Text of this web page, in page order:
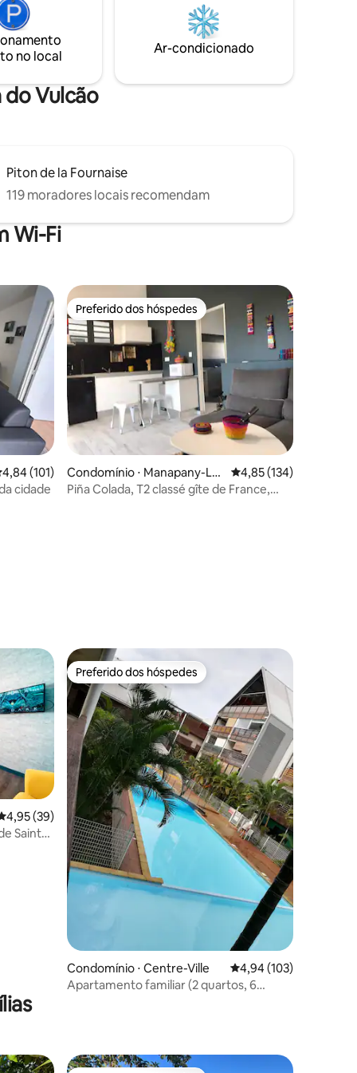
a
é luxuoso e único, com materiais e
recursos de alta qualidade. Café e chá
são fornecidos. Wi-Fi de fibra. Tomadas
no local
Ar-condicionado
Vulcão
Piton de la Fournaise
119 moradores locais recomendam
Wi-Fi
de uma avaliação média de 5, 101 avaliações
4,84 (101)
cidade
Preferido dos hóspedes
Preferido dos hóspedes
Condomínio ⋅ Manapany-Les
-Bains
4,85 de uma avaliação
4,85 (134)
Piña Colada, T2 classé gîte de France,
hóspedes
de uma avaliação média de 5, 39 avaliações
4,95 (39)
Saint
Preferido dos hóspedes
Preferido dos hóspedes
Condomínio ⋅ Centre-Ville 4,94 de uma avaliação
4,94 (103)
Apartamento familiar (2 quartos, 6